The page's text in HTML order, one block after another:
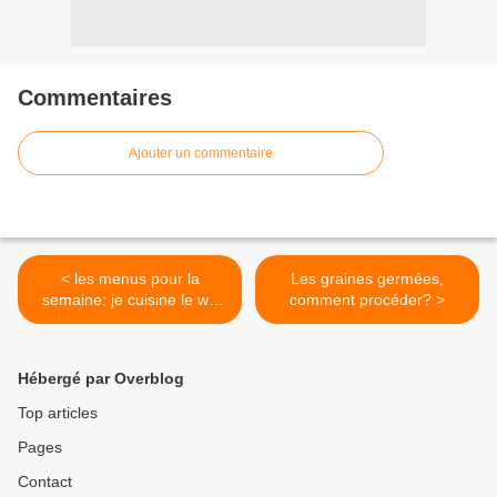
Commentaires
Ajouter un commentaire
< les menus pour la
semaine: je cuisine le we
pour la semaine!
Les graines germées,
comment procéder? >
Hébergé par Overblog
Top articles
Pages
Contact